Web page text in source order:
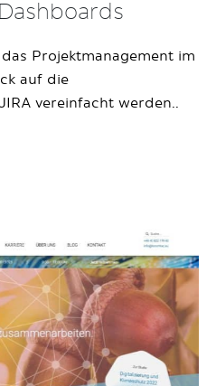
Projektmanagement im
auf die
vereinfacht werden..